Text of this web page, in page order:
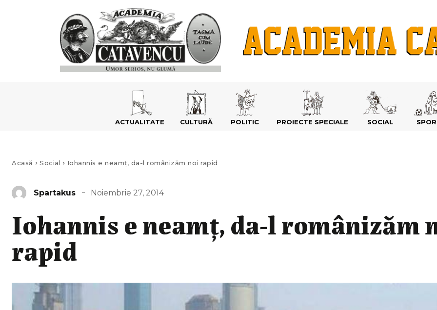
ACTUALITATE CULTURĂ POLITIC PROIECTE SPECIALE SOCIAL
Acasă Social Iohannis e neamţ, da-l românizăm noi rapid
Spartakus Noiembrie 27, 2014
Iohannis e neamţ, da-l românizăm
rapid